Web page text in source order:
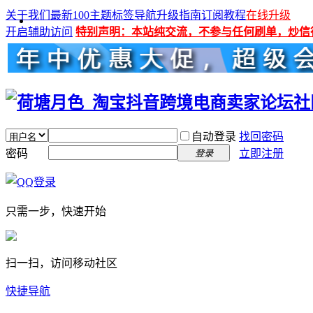
关于我们 最新100主题标签导航升级指南订阅教程在线升级
开启辅助访问 特别声明：本站纯交流，不参与任何刷单，炒信
自动登录 找回密码
密码
登录 立即注册
只需一步，快速开始
扫一扫，访问移动社区
快捷导航